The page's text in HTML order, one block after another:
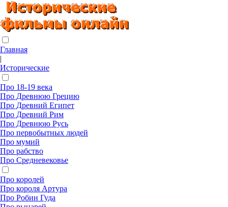
Главная
|
Исторические
Про 18-19 века
Про Древнюю Грецию
Про Древний Египет
Про Древний Рим
Про Древнюю Русь
Про первобытных людей
Про мумий
Про рабство
Про Средневековье
Про королей
Про короля Артура
Про Робин Гуда